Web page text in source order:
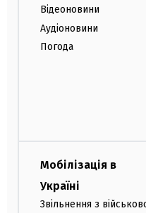
Відеоновини
Аудіоновини
Погода
Мобілізація в
Україні
Звільнення з